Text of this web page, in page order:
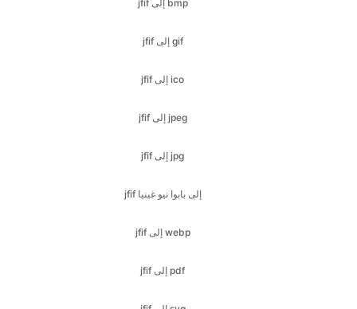
jfif إلى ico
jfif إلى jpeg
jfif إلى jpg
jfif إلى بابوا نيو غينيا
jfif إلى webp
jfif إلى pdf
jfif إلى svg
jpeg إلى gif